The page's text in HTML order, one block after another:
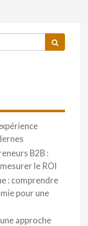
B2B :
le ROI
: comprendre
pour une
approche